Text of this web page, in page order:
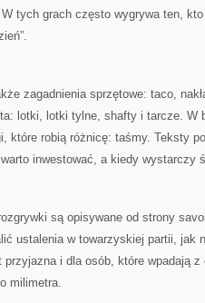
tych grach często wygrywa ten,
zagadnienia sprzętowe: taco,
lotki, lotki tylne, shafty i tarcze. W
które robią różnicę: taśmy. Teksty
inwestować, a kiedy wystarczy
są opisywane od strony
ustalenia w towarzyskiej partii, jak
i dla osób, które wpadają z
milimetra.